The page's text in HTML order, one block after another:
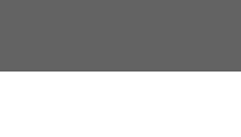
springen